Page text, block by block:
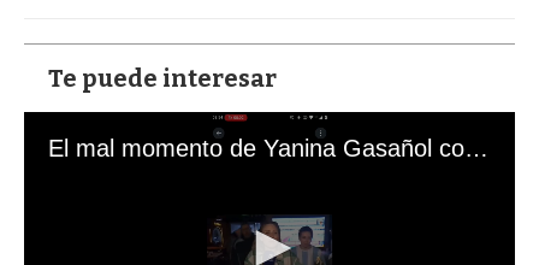
Te puede interesar
El mal momento de Yanina Gasañol con un hincha argentino en "Subrayado"